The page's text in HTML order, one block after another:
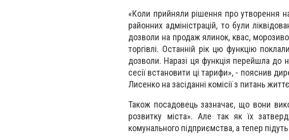
«Коли прийняли рішення про утворення
районних адміністрацій, то були
дозволи на продаж ялинок, квас, морозиво,
торгівлі. Останній рік цю функцію
дозволи. Наразі ця функція перейшла до
сесії встановити ці тарифи», - пояснив
Лисенко на засіданні комісії з питань
Також посадовець зазначає, що вони
розвитку міста». Але так як їх
комунального підприємства, а тепер